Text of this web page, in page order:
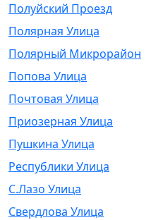
Полуйский Проезд
Полярная Улица
Полярный Микрорайон
Попова Улица
Почтовая Улица
Приозерная Улица
Пушкина Улица
Республики Улица
С.Лазо Улица
Свердлова Улица